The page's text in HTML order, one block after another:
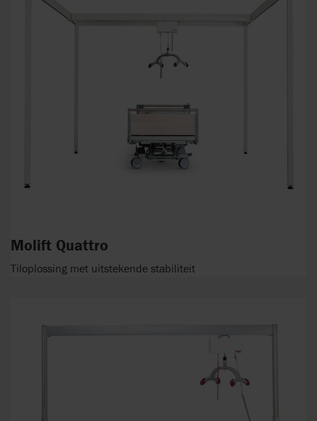
Molift Quattro
Tiloplossing met uitstekende stabiliteit